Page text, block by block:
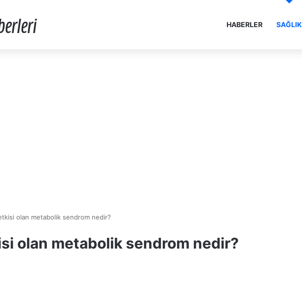
HABERLER SAĞLIK
olan metabolik sendrom nedir?
olan metabolik sendrom nedir?